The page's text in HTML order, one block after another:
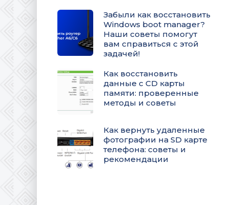
Забыли как восстановить
Windows boot manager?
Наши советы помогут
вам справиться с этой
задачей!
Как восстановить
данные с CD карты
памяти: проверенные
методы и советы
Как вернуть удаленные
фотографии на SD карте
телефона: советы и
рекомендации